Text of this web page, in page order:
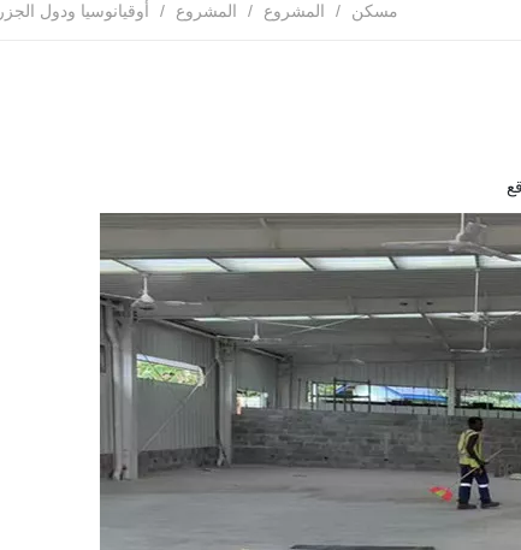
مسكن / المشروع / المشروع / أوقيانوسيا ودول الجزر